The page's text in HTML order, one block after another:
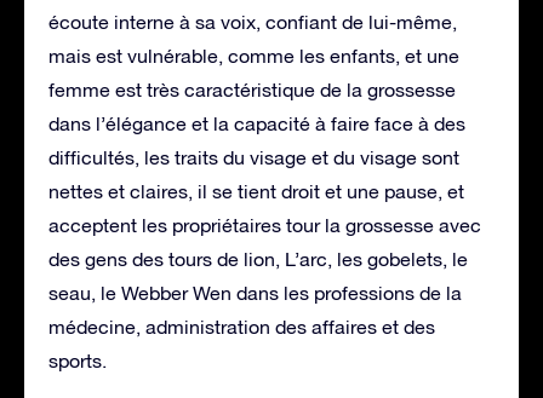
écoute interne à sa voix, confiant de lui-même,
mais est vulnérable, comme les enfants, et une
femme est très caractéristique de la grossesse
dans l’élégance et la capacité à faire face à des
difficultés, les traits du visage et du visage sont
nettes et claires, il se tient droit et une pause, et
acceptent les propriétaires tour la grossesse avec
des gens des tours de lion, L’arc, les gobelets, le
seau, le Webber Wen dans les professions de la
médecine, administration des affaires et des
sports.